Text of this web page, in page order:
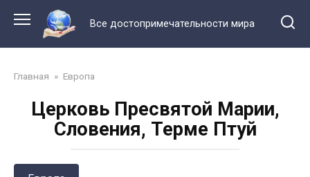
контенту
Все достопримечательности мира
Главная » Европа
Церковь Пресвятой Марии,
Словения, Терме Птуй